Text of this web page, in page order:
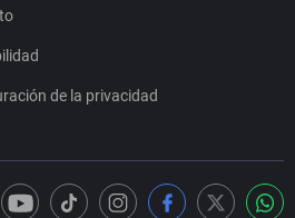
de la privacidad